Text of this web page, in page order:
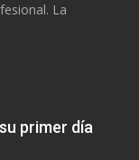
La
primer día